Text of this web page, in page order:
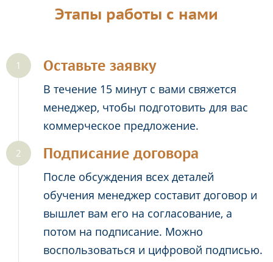
Этапы работы с нами
Оставьте заявку
В течение 15 минут с вами свяжется
менеджер, чтобы подготовить для вас
коммерческое предложение.
Подписание договора
После обсуждения всех деталей
обучения менеджер составит договор и
вышлет вам его на согласование, а
потом на подписание. Можно
воспользоваться и цифровой подписью.